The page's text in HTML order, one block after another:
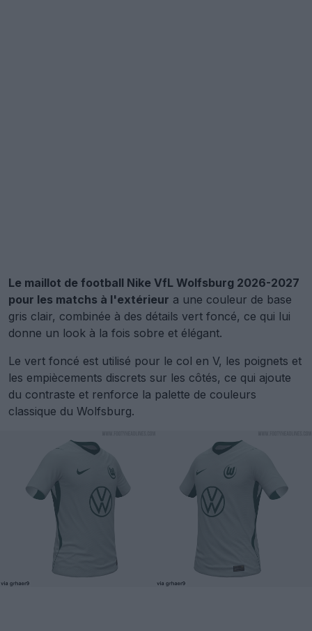
Le maillot de football Nike VfL Wolfsburg 2026-2027
pour les matchs à l'extérieur a une couleur de base
gris clair, combinée à des détails vert foncé, ce qui lui
donne un look à la fois sobre et élégant.
Le vert foncé est utilisé pour le col en V, les poignets et
les empiècements discrets sur les côtés, ce qui ajoute
du contraste et renforce la palette de couleurs
classique du Wolfsburg.